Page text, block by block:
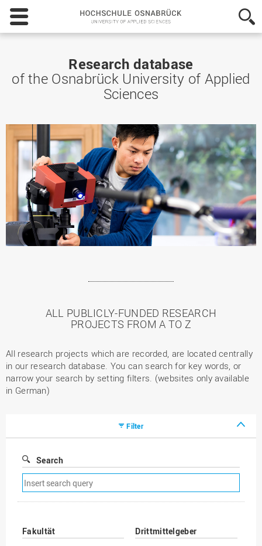
Hochschule
Osnabrück
-
Sciences
Research database
of the Osnabrück University of Applied
Sciences
ALL PUBLICLY-FUNDED RESEARCH
PROJECTS FROM A TO Z
All research projects which are recorded, are located centrally
in our research database. You can search for key words, or
narrow your search by setting filters. (websites only available
in German)
Filter
Search
Remove
search
filter
Fakultät
Drittmittelgeber